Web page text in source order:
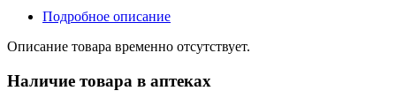
Подробное описание
Описание товара временно отсутствует.
Наличие товара в аптеках